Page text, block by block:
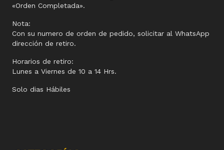
«Orden Completada».
Nota:
Con su numero de orden de pedido, solicitar al WhatsApp
dirección de retiro.
Horarios de retiro:
Lunes a Viernes de 10 a 14 Hrs.
Solo dias Hábiles